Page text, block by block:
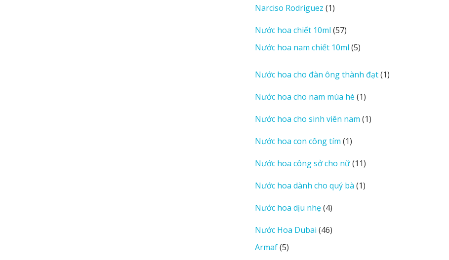
Narciso Rodriguez 11
phẩm
Nước hoa chiết 10ml 5757
sản
phẩm
Nước hoa nam chiết 10ml 55
phẩm
Nước hoa cho đàn ông thành đạt 11
Nước hoa cho nam mùa hè 11
phẩm
Nước hoa cho sinh viên nam 11
Nước hoa con công tím 11
phẩm
Nước hoa công sở cho nữ 1111
phẩm
Nước hoa dành cho quý bà 11
Nước hoa dịu nhẹ 44
phẩm
Nước Hoa Dubai 4646
Armaf 55